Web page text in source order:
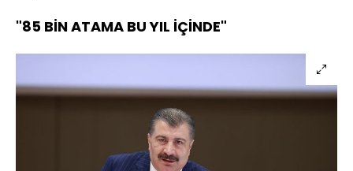
"85 BİN ATAMA BU YIL İÇİNDE"